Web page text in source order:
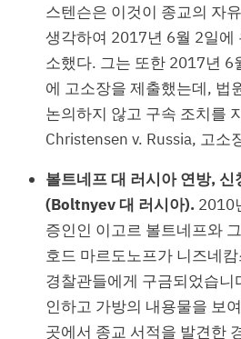
스텐슨은 이것이 종교의 자
생각하여 2017년 6월 2일에
소했다. 그는 또한 2017년 6
에 고소장을 제출했는데, 법
논의하지 않고 구속 조치를
Christensen v. Russia, 고
볼트네프 대 러시아 연방,
(Boltnyev 대 러시아). 2010
증인인 이고르 볼트네프와
호드 마르도노프가 니즈네
경찰관들에게 구금되었습
인하고 가방의 내용물을 보
곳에서 종교 서적을 발견한